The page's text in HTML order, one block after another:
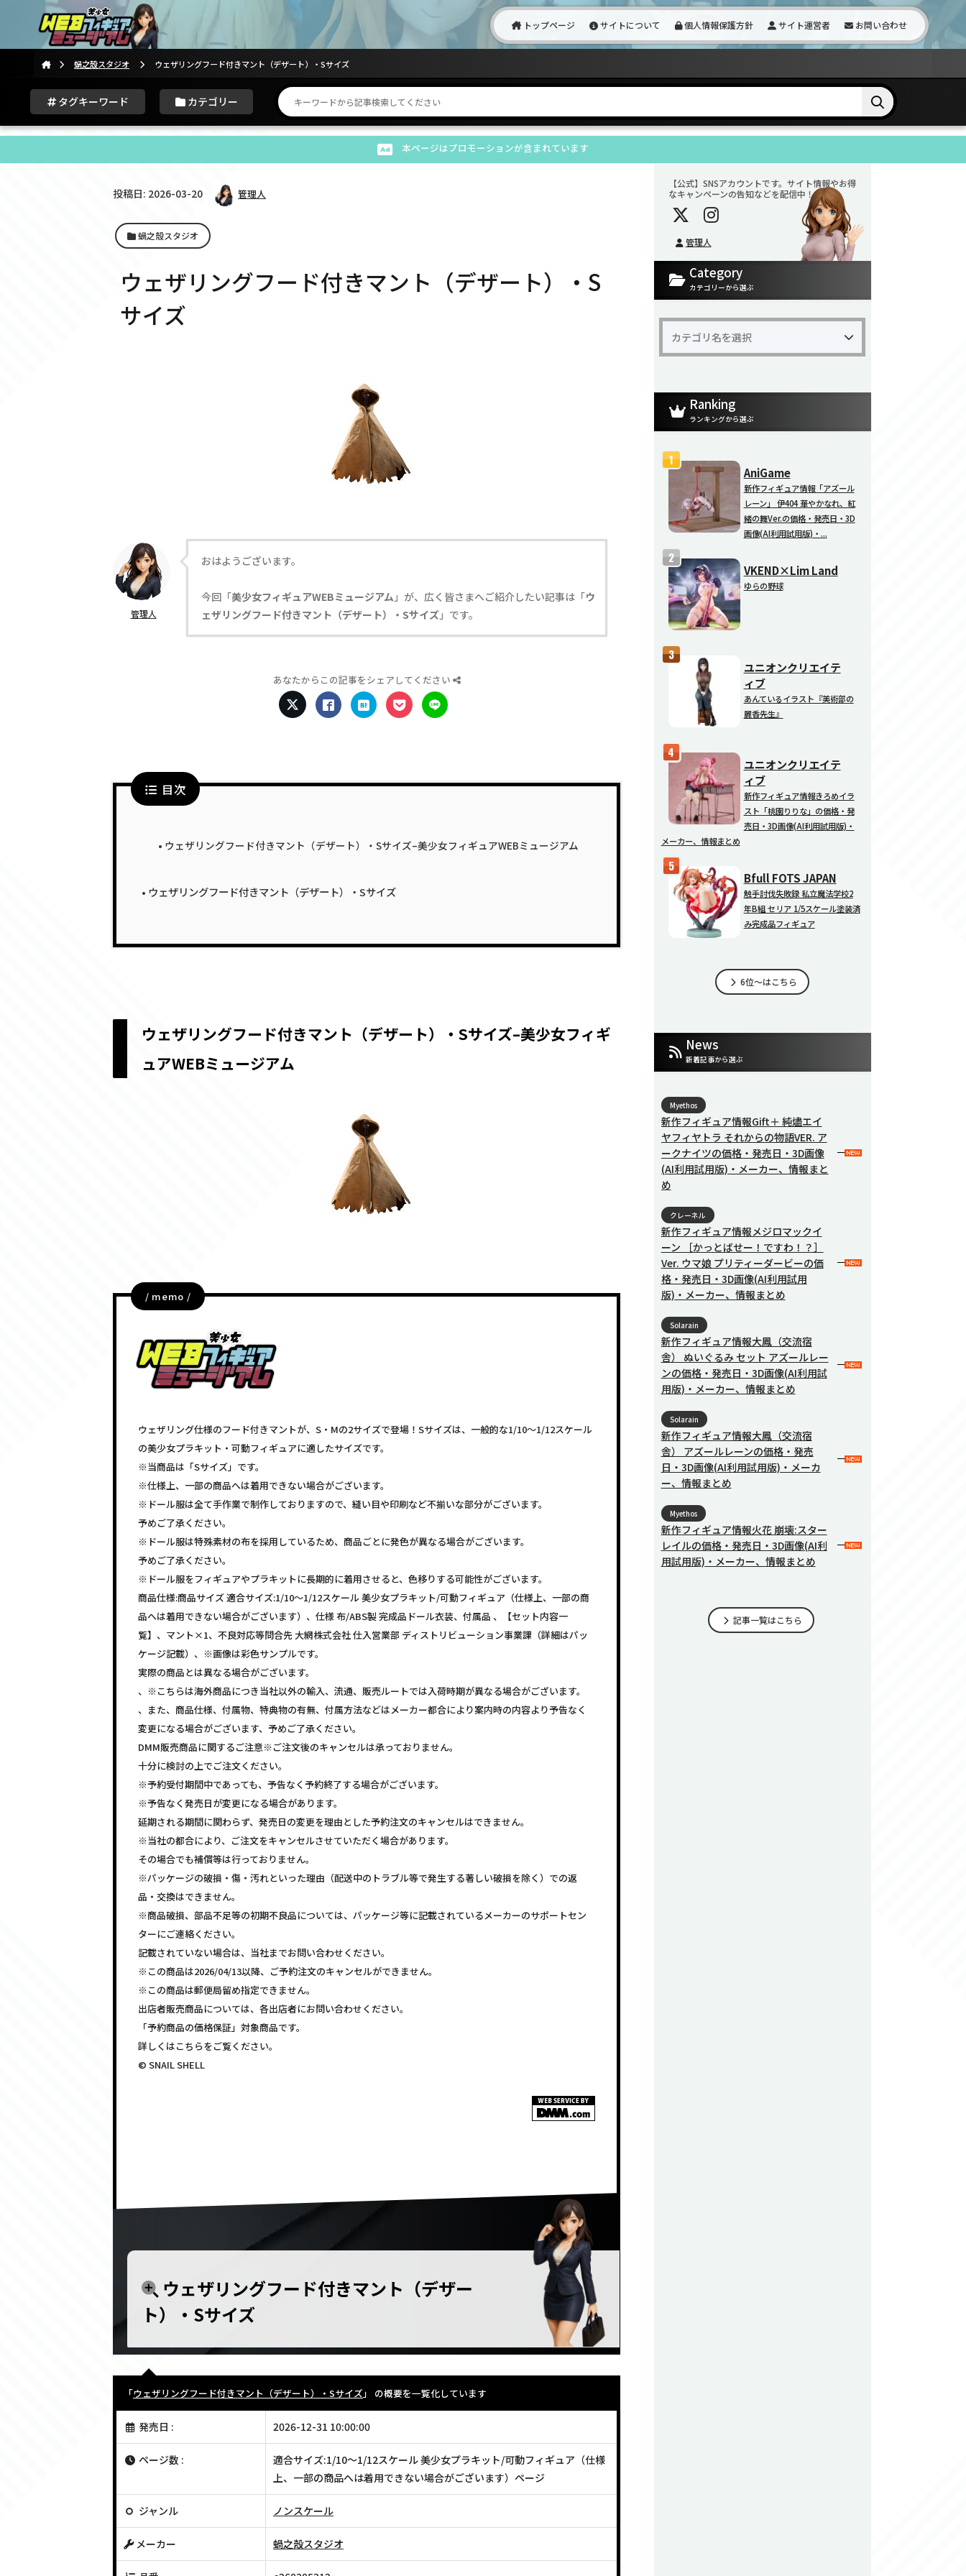
トップページ サイトについて 個人情報保護方針 サイト運営者 お問い合わせ
蝸之殼スタジオ ウェザリングフード付きマント（デザート）・Sサイズ
タグキーワード カテゴリー
本ページはプロモーションが含まれています
投稿日: 2026-03-20 管理人
蝸之殼スタジオ
ウェザリングフード付きマント（デザート）・S
サイズ
管理人
おはようございます。
今回「美少女フィギュアWEBミュージアム 」が、広く皆さまへご紹介したい記事は「ウ
ェザリングフード付きマント（デザート）・Sサイズ」です。
あなたからこの記事をシェアしてください
目次
ウェザリングフード付きマント（デザート）・Sサイズ–美少女フィギュアWEBミュージアム
ウェザリングフード付きマント（デザート）・Sサイズ
ウェザリングフード付きマント（デザート）・Sサイズ–美少女フィギ
ュアWEBミュージアム
/ memo /
ウェザリング仕様のフード付きマントが、S・Mの2サイズで登場！Sサイズは、一般的な1/10～1/12スケール
の美少女プラキット・可動フィギュアに適したサイズです。
※当商品は「Sサイズ」です。
※仕様上、一部の商品へは着用できない場合がございます。
※ドール服は全て手作業で制作しておりますので、縫い目や印刷など不揃いな部分がございます。
予めご了承ください。
※ドール服は特殊素材の布を採用しているため、商品ごとに発色が異なる場合がございます。
予めご了承ください。
※ドール服をフィギュアやプラキットに長期的に着用させると、色移りする可能性がございます。
商品仕様:商品サイズ 適合サイズ:1/10～1/12スケール 美少女プラキット/可動フィギュア（仕様上、一部の商
品へは着用できない場合がございます）、仕様 布/ABS製 完成品ドール衣装、付属品 、【セット内容一
覧】、マント×1、不良対応等問合先 大網株式会社 仕入営業部 ディストリビューション事業課（詳細はパッ
ケージ記載）、※画像は彩色サンプルです。
実際の商品とは異なる場合がございます。
、※こちらは海外商品につき当社以外の輸入、流通、販売ルートでは入荷時期が異なる場合がございます。
、また、商品仕様、付属物、特典物の有無、付属方法などはメーカー都合により案内時の内容より予告なく
変更になる場合がございます、予めご了承ください。
DMM販売商品に関するご注意※ご注文後のキャンセルは承っておりません。
十分に検討の上でご注文ください。
※予約受付期間中であっても、予告なく予約終了する場合がございます。
※予告なく発売日が変更になる場合があります。
延期される期間に関わらず、発売日の変更を理由とした予約注文のキャンセルはできません。
※当社の都合により、ご注文をキャンセルさせていただく場合があります。
その場合でも補償等は行っておりません。
※パッケージの破損・傷・汚れといった理由（配送中のトラブル等で発生する著しい破損を除く）での返
品・交換はできません。
※商品破損、部品不足等の初期不良品については、パッケージ等に記載されているメーカーのサポートセン
ターにご連絡ください。
記載されていない場合は、当社までお問い合わせください。
※この商品は2026/04/13以降、ご予約注文のキャンセルができません。
※この商品は郵便局留め指定できません。
出店者販売商品については、各出店者にお問い合わせください。
「予約商品の価格保証」対象商品です。
詳しくはこちらをご覧ください。
© SNAIL SHELL
ウェザリングフード付きマント（デザー
ト）・Sサイズ
「ウェザリングフード付きマント（デザート）・Sサイズ」 の概要を一覧化しています
発売日 : 2026-12-31 10:00:00
ページ数 :
適合サイズ:1/10〜1/12スケール 美少女プラキット/可動フィギュア（仕様
上、一部の商品へは着用できない場合がございます）ページ
ジャンル ノンスケール
メーカー 蝸之殼スタジオ
【公式】SNSアカウントです。サイト情報やお得
なキャンペーンの告知などを配信中！
管理人
Category
カテゴリーから選ぶ
Ranking
ランキングから選ぶ
AniGame
新作フィギュア情報「アズール
レーン」 伊404 華やかなれ、紅
緒の舞Ver.の価格・発売日・3D
画像(AI利用試用版)・...
VKEND×Lim Land
ゆらの野球
ユニオンクリエイテ
ィブ
あんているイラスト『美術部の
麗香先生』
ユニオンクリエイテ
ィブ
新作フィギュア情報きろめイラ
スト「桃園りりな」の価格・発
売日・3D画像(AI利用試用版)・
メーカー、情報まとめ
Bfull FOTS JAPAN
触手討伐失敗録 私立魔法学校2
年B組 セリア 1/5スケール塗装済
み完成品フィギュア
6位～はこちら
News
新着記事から選ぶ
Myethos
新作フィギュア情報Gift＋ 純燼エイ
ヤフィヤトラ それからの物語VER. ア
ークナイツの価格・発売日・3D画像
(AI利用試用版)・メーカー、情報まと
め
クレーネル
新作フィギュア情報メジロマックイ
ーン ［かっとばせー！ですわ！？］
Ver. ウマ娘 プリティーダービーの価
格・発売日・3D画像(AI利用試用
版)・メーカー、情報まとめ
Solarain
新作フィギュア情報大鳳（交流宿
舎） ぬいぐるみ セット アズールレー
ンの価格・発売日・3D画像(AI利用試
用版)・メーカー、情報まとめ
Solarain
新作フィギュア情報大鳳（交流宿
舎） アズールレーンの価格・発売
日・3D画像(AI利用試用版)・メーカ
ー、情報まとめ
Myethos
新作フィギュア情報火花 崩壊:スター
レイルの価格・発売日・3D画像(AI利
用試用版)・メーカー、情報まとめ
記事一覧はこちら